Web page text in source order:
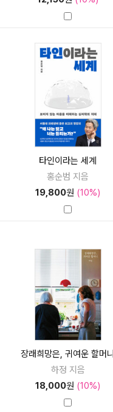
타인이라는 세계
홍순범 지음
19,800원 (10%)
장래희망은, 귀여운 할머니
하정 지음
18,000원 (10%)